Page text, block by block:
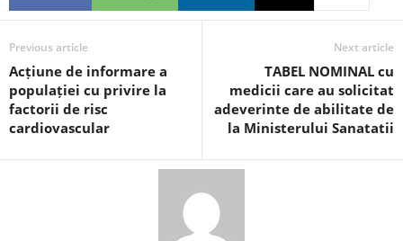
Previous article
Acțiune de informare a
populației cu privire la
factorii de risc
cardiovascular
Next article
TABEL NOMINAL cu
medicii care au solicitat
adeverinte de abilitate de
la Ministerului Sanatatii